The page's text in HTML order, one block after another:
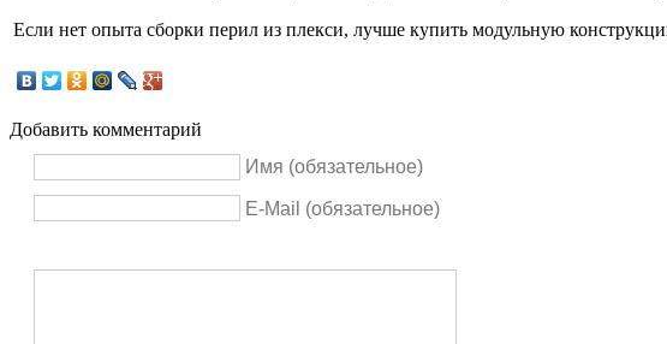
Если нет опыта сборки перил из плекси, лучше купить модульную
Добавить комментарий
Имя (обязательное)
E-Mail (обязательное)